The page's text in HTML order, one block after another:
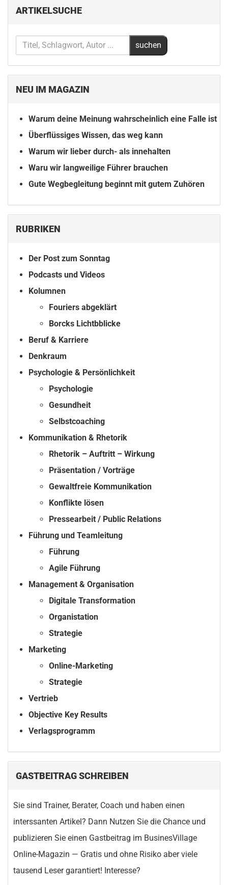
ARTIKELSUCHE
NEU IM MAGAZIN
Warum deine Meinung wahrscheinlich eine Falle ist
Überflüssiges Wissen, das weg kann
Warum wir lieber durch- als innehalten
Waru wir langweilige Führer brauchen
Gute Wegbegleitung beginnt mit gutem Zuhören
RUBRIKEN
Der Post zum Sonntag
Podcasts und Videos
Kolumnen
Fouriers abgeklärt
Borcks Lichtbblicke
Beruf & Karriere
Denkraum
Psychologie & Persönlichkeit
Psychologie
Gesundheit
Selbstcoaching
Kommunikation & Rhetorik
Rhetorik – Auftritt – Wirkung
Präsentation / Vorträge
Gewaltfreie Kommunikation
Konflikte lösen
Pressearbeit / Public Relations
Führung und Teamleitung
Führung
Agile Führung
Management & Organisation
Digitale Transformation
Organistation
Strategie
Marketing
Online-Marketing
Strategie
Vertrieb
Objective Key Results
Verlagsprogramm
GASTBEITRAG SCHREIBEN
Sie sind Trainer, Berater, Coach und haben einen
interssanten Artikel? Dann Nutzen Sie die Chance und
publizieren Sie einen Gastbeitrag im BusinesVillage
Online-Magazin — Gratis und ohne Risiko aber viele
tausend Leser garantiert! Interesse?